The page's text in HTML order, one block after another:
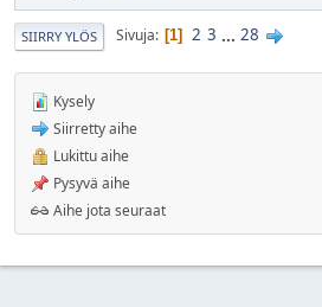
SIIRRY YLÖS Sivuja 1 2 3 ... 28
Kysely
Siirretty aihe
Lukittu aihe
Pysyvä aihe
Aihe jota seuraat